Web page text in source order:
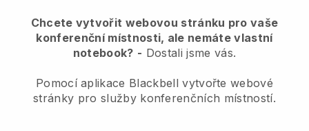
Chcete vytvořit webovou stránku pro vaše
konferenční místnosti, ale nemáte vlastní
notebook? - Dostali jsme vás.
Pomocí aplikace Blackbell vytvořte webové
stránky pro služby konferenčních místností.